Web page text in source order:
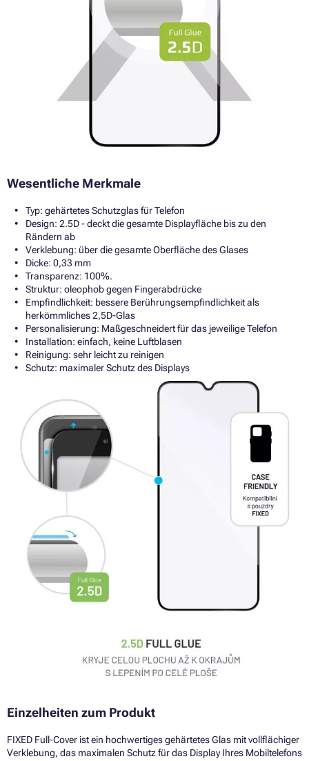
Wesentliche Merkmale
Typ: gehärtetes Schutzglas für Telefon
Design: 2.5D - deckt die gesamte Displayfläche bis zu den
Rändern ab
Verklebung: über die gesamte Oberfläche des Glases
Dicke: 0,33 mm
Transparenz: 100%.
Struktur: oleophob gegen Fingerabdrücke
Empfindlichkeit: bessere Berührungsempfindlichkeit als
herkömmliches 2,5D-Glas
Personalisierung: Maßgeschneidert für das jeweilige Telefon
Installation: einfach, keine Luftblasen
Reinigung: sehr leicht zu reinigen
Schutz: maximaler Schutz des Displays
Einzelheiten zum Produkt
FIXED Full-Cover ist ein hochwertiges gehärtetes Glas mit vollflächiger
Verklebung, das maximalen Schutz für das Display Ihres Mobiltelefons